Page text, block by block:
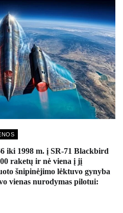
iki 1998 m. į SR-71 Blackbird
raketų ir nė viena į jį
šnipinėjimo lėktuvo gynyba
vienas nurodymas pilotui: